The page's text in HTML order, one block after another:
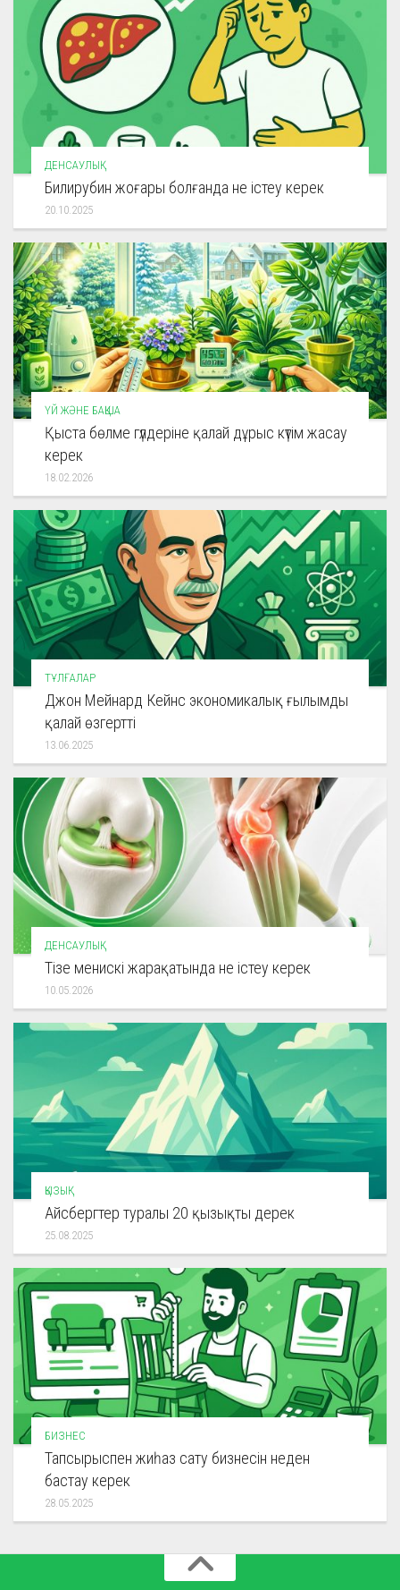
ДЕНСАУЛЫҚ
Билирубин жоғары болғанда не істеу керек
20.10.2025
ҮЙ ЖӘНЕ БАҚША
Қыста бөлме гүлдеріне қалай дұрыс күтім жасау
керек
18.02.2026
ТҰЛҒАЛАР
Джон Мейнард Кейнс экономикалық ғылымды
қалай өзгертті
13.06.2025
ДЕНСАУЛЫҚ
Тізе менискі жарақатында не істеу керек
10.05.2026
ҚЫЗЫҚ
Айсбергтер туралы 20 қызықты дерек
25.08.2025
БИЗНЕС
Тапсырыспен жиһаз сату бизнесін неден
бастау керек
28.05.2025